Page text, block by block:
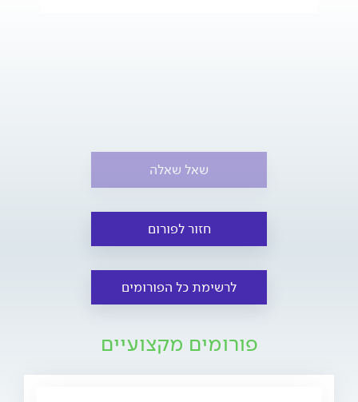
שאל שאלה
חזור לפורום
לרשימת כל הפורומים
פורומים מקצועיים